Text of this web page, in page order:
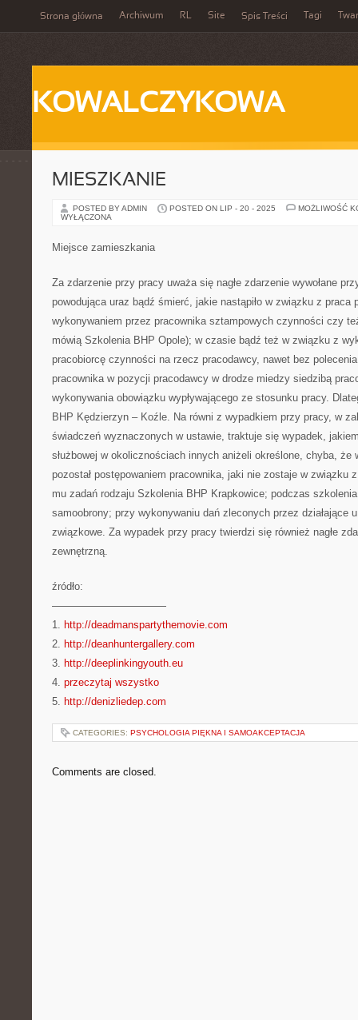
Strona główna Archiwum RL Site Spis Treści Tagi
KOWALCZYKOWA
MIESZKANIE
POSTED BY ADMIN POSTED ON LIP - 20 - 2025
MOŻLIWOŚĆ
WYŁĄCZONA
Miejsce zamieszkania
Za zdarzenie przy pracy uważa się nagłe zdarzenie wywołane
powodująca uraz bądź śmierć, jakie nastąpiło w związku z praca
wykonywaniem przez pracownika sztampowych czynności czy
mówią Szkolenia BHP Opole); w czasie bądź też w związku z
pracobiorcę czynności na rzecz pracodawcy, nawet bez
pracownika w pozycji pracodawcy w drodze miedzy siedzibą
wykonywania obowiązku wypływającego ze stosunku pracy.
BHP Kędzierzyn – Koźle. Na równi z wypadkiem przy pracy, w
świadczeń wyznaczonych w ustawie, traktuje się wypadek,
służbowej w okolicznościach innych aniżeli określone, chyba, że
pozostał postępowaniem pracownika, jaki nie zostaje w związku
mu zadań rodzaju Szkolenia BHP Krapkowice; podczas
samoobrony; przy wykonywaniu dań zleconych przez działające
związkowe. Za wypadek przy pracy twierdzi się również nagłe
zewnętrzną.
źródło:
———————————
1. http://deadmanspartythemovie.com
2. http://deanhuntergallery.com
3. http://deeplinkingyouth.eu
4. przeczytaj wszystko
5. http://denizliedep.com
CATEGORIES: PSYCHOLOGIA PIĘKNA I SAMOAKCEPTACJA
Comments are closed.